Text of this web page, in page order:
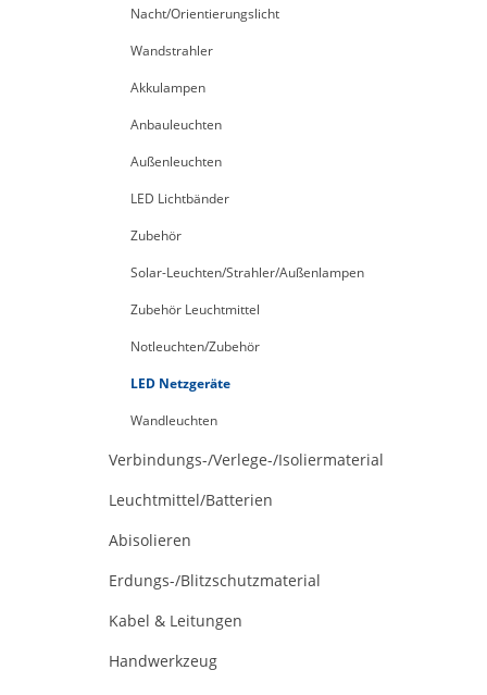
Nacht/Orientierungslicht
Wandstrahler
Akkulampen
Anbauleuchten
Außenleuchten
LED Lichtbänder
Zubehör
Solar-Leuchten/Strahler/Außenlampen
Zubehör Leuchtmittel
Notleuchten/Zubehör
LED Netzgeräte
Wandleuchten
Verbindungs-/Verlege-/Isoliermaterial
Leuchtmittel/Batterien
Abisolieren
Erdungs-/Blitzschutzmaterial
Kabel & Leitungen
Handwerkzeug